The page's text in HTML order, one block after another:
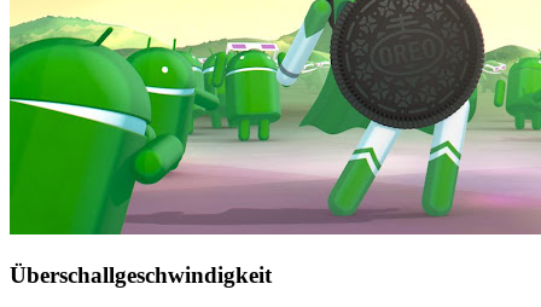
Überschallgeschwindigkeit